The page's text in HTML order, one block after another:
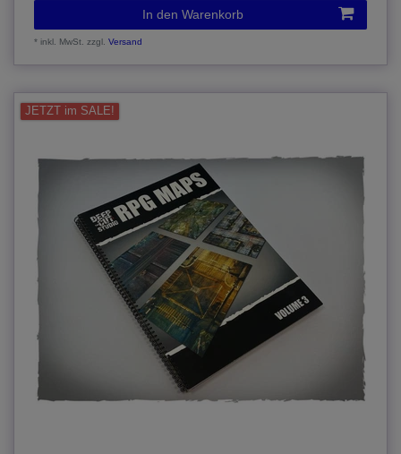
In den Warenkorb
*inkl. MwSt. zzgl.Versand
JETZT im SALE!